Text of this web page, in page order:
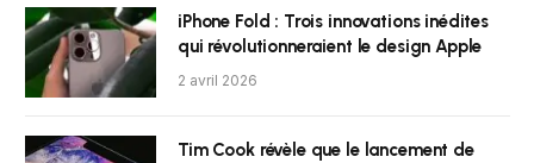
iPhone Fold : Trois innovations inédites
qui révolutionneraient le design Apple
2 avril 2026
Tim Cook révèle que le lancement de